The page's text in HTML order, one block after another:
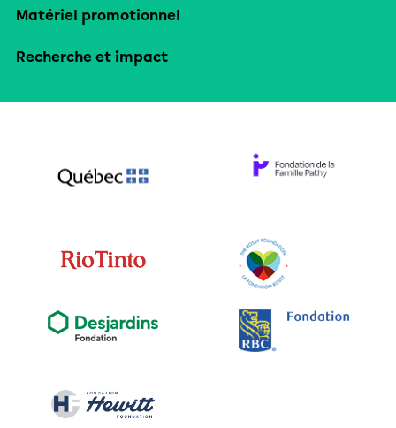
Matériel promotionnel
Recherche et impact